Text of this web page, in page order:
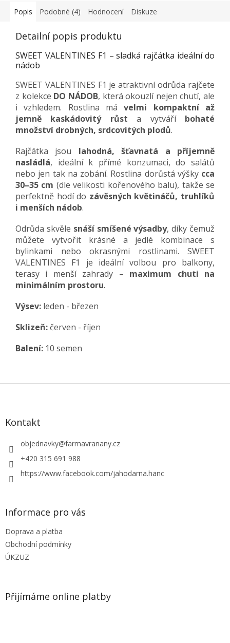
Popis Podobné (4) Hodnocení Diskuze
Detailní popis produktu
SWEET VALENTINES F1 – sladká rajčátka ideální do
nádob
SWEET VALENTINES F1 je atraktivní odrůda rajčete
z kolekce DO NÁDOB, která okouzlí nejen chutí, ale
i vzhledem. Rostlina mávelmi kompaktní až
jemně kaskádovitý růst a vytváří bohaté
množství drobných, srdcovitých plodů.
Rajčátka jsou lahodná, šťavnatá a příjemně
nasládlá, ideální k přímé konzumaci, do salátů
nebo jen tak na zobání. Rostlina dorůstá výšky cca
30–35 cm (dle velikosti kořenového balu), takže se
perfektně hodí do závěsných květináčů, truhlíků
i menších nádob.
Odrůda skvěle snáší smíšené výsadby, díky čemuž
můžete vytvořit krásné a jedlé kombinace s
bylinkami nebo okrasnými rostlinami. SWEET
VALENTINES F1 je ideální volbou pro balkony,
terasy i menší zahrady – maximum chuti na
minimálním prostoru.
Výsev: leden - březen
Sklizeň: červen - říjen
Balení: 10 semen
Z
Kontakt
objednavky@farmavranany.cz
+420 315 691 988
https://www.facebook.com/jahodarna.hanc
Informace pro vás
Doprava a platba
Obchodní podmínky
ÚKZUZ
Přijímáme online platby